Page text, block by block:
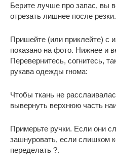
Берите лучше про запас, вы
отрезать лишнее после резки.
Пришейте (или приклейте) с
показано на фото. Нижнее и
Перевернитесь, согнитесь,
рукава одежды гнома:
Чтобы ткань не
вывернуть верхнюю часть
Примерьте ручки. Если они
зашнуровать, если слишком
переделать ?.